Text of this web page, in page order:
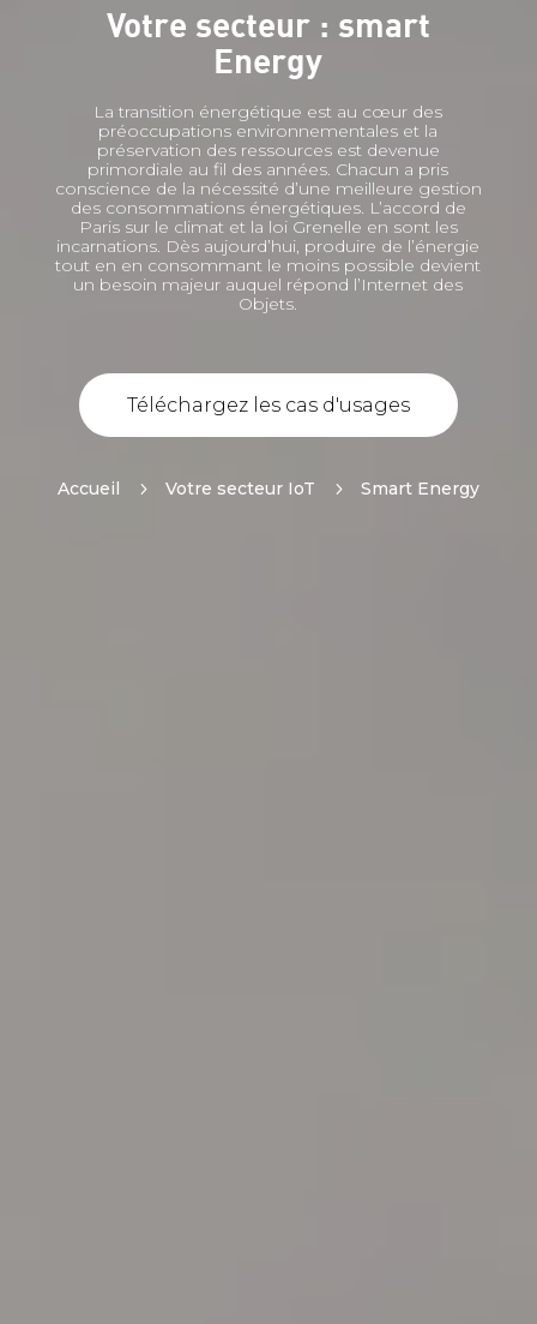
Votre secteur : smart
Energy
La transition énergétique est au cœur des
préoccupations environnementales et la
préservation des ressources est devenue
primordiale au fil des années. Chacun a pris
conscience de la nécessité d’une meilleure gestion
des consommations énergétiques. L’accord de
Paris sur le climat et la loi Grenelle en sont les
incarnations. Dès aujourd’hui, produire de l’énergie
tout en en consommant le moins possible devient
un besoin majeur auquel répond l’Internet des
Objets.
Téléchargez les cas d'usages
Accueil 5 Votre secteur IoT 5 Smart Energy